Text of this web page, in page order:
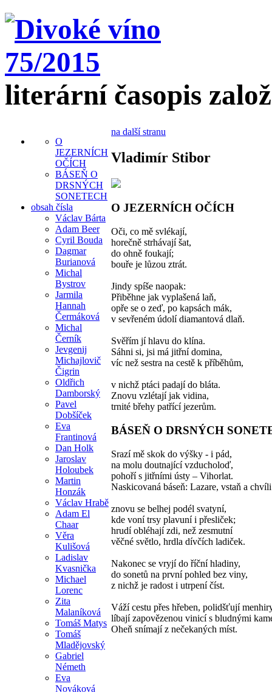
literární časopis
O
JEZERNÍCH
OČÍCH
BÁSEŇ O
DRSNÝCH
SONETECH
obsah čísla
Václav Bárta
Adam Beer
Cyril Bouda
Dagmar
Burianová
Michal
Bystrov
Jarmila
Hannah
Čermáková
Michal
Černík
Jevgenij
Michajlovič
Čigrin
Oldřich
Damborský
Pavel
Dobšíček
Eva
Frantinová
Dan Holk
Jaroslav
Holoubek
Martin
Honzák
Václav Hrabě
Adam El
Chaar
Věra
Kulišová
Ladislav
Kvasnička
Michael
Lorenc
Zita
Malaníková
Tomáš Matys
Tomáš
Mladějovský
Gabriel
Németh
Eva
Nováková
na další stranu
Vladimír Stibor
O JEZERNÍCH OČÍCH
Oči, co mě svlékají,
horečně strhávají šat,
do ohně foukají;
bouře je lůzou ztrát.
Jindy spíše naopak:
Přiběhne jak vyplašená laň,
opře se o zeď, po kapsách mák,
v sevřeném údolí diamantová dlaň.
Svěřím jí hlavu do klína.
Sáhni si, jsi má jitřní domina,
víc než sestra na cestě k příběhům,
v nichž ptáci padají do bláta.
Znovu vzlétají jak vidina,
trnité břehy patřící jezerům.
BÁSEŇ O DRSNÝCH
Srazí mě skok do výšky - i pád,
na molu doutnající vzducholoď,
pohoří s jitřními ústy – Vihorlat.
Naskicovaná báseň: Lazare, vstaň a
znovu se belhej podél svatyní,
kde voní trsy plavuní i přesliček;
hrudí obléhají zdi, než zesmutní
věčné světlo, hrdla dívčích ladiček.
Nakonec se vryjí do říční hladiny,
do sonetů na první pohled bez viny,
z nichž je radost i utrpení číst.
Váží cestu přes hřeben, polidšťují
líbají zapovězenou vinicí s bludnými
Oheň snímají z nečekaných míst.